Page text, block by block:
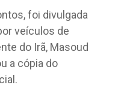
foi divulgada
veículos de
do Irã, Masoud
a cópia do